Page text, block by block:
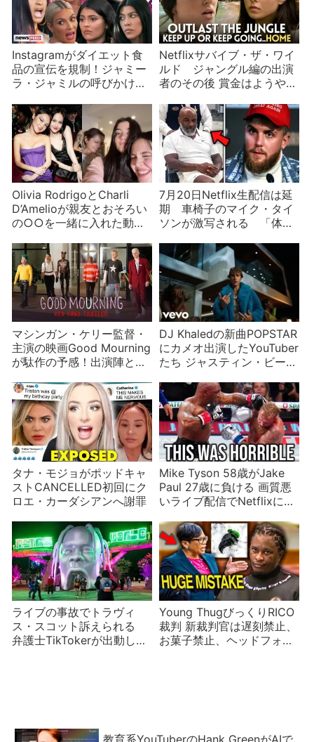
Instagramがダイエット食
品の宣伝を規制！ジャミー
ラ・ジャミルの呼びかけが
Netflixサバイブ・ザ・ワイ
ルド ジャングル編の出演
者のその後 賞金はようやく
Olivia RodrigoとCharli
D’Amelioが親友とおそろい
の○○を一緒に入れた動画
7月20日Netflix生配信は延
期 車椅子のマイク・タイ
ソンが激写される 「体調
マシンガン・ケリー監督・
主演の映画Good Mourning
が駄作の予感！出演陣と撮
DJ Khaledの新曲POPSTAR
にカメオ出演したYouTuber
たち ジャスティン・ビーバ
タナ・モジョがポッドキャ
ストCANCELLED初回にク
ロエ・カーダシアンへ謝罪
Mike Tyson 58歳がJake
Paul 27歳に負ける 画質悪
いライブ配信でNetflixに批
ライブの事故でトラヴィ
ス・スコット訴えられる
弁護士TikTokerが出動し悪
Young ThugびっくりRICO
裁判 新裁判官は遅刻禁止、
お菓子禁止、ヘッドフォン
教育系YouTuberのHank GreenがAIで